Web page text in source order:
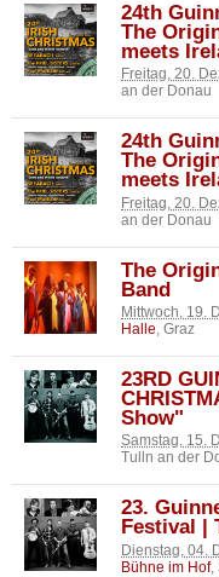
24th
The
meets
Freitag, 20.
an der Donau
24th
The
meets
Freitag, 20.
an der Donau
The
Band
Mittwoch, 19.
Halle, Graz
23RD
Show"
Samstag, 15.
Tulln an der
23.
Festival |
Dienstag, 04.
Bühne im Hof,